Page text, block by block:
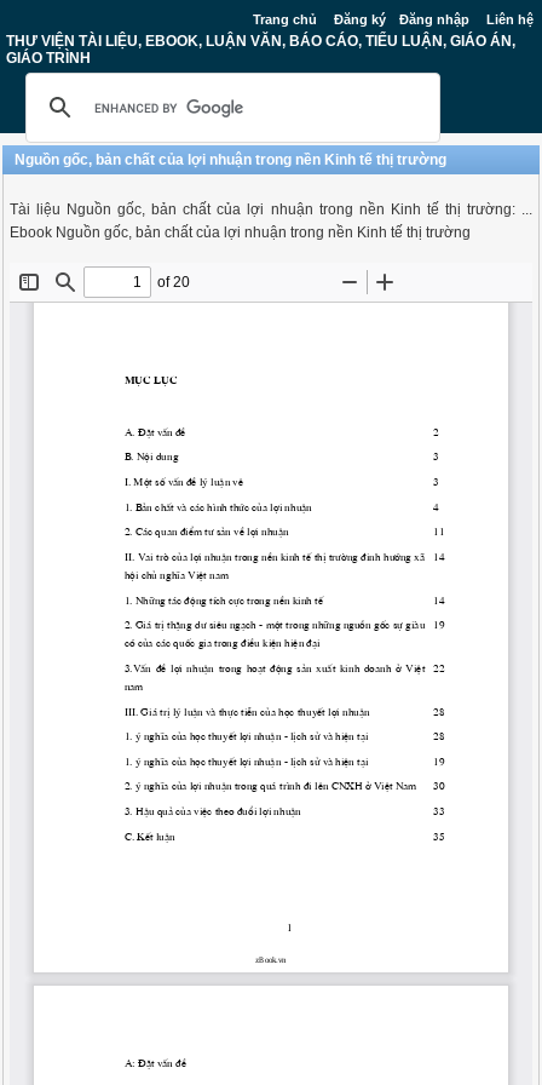
Trang chủ Đăng ký Đăng nhập Liên hệ
THƯ VIỆN TÀI LIỆU, EBOOK, LUẬN VĂN, BÁO CÁO, TIỂU LUẬN, GIÁO ÁN,
GIÁO TRÌNH
Nguồn gốc, bản chất của lợi nhuận trong nền Kinh tế thị trường
Tài liệu Nguồn gốc, bản chất của lợi nhuận trong nền Kinh tế thị trường: ...
Ebook Nguồn gốc, bản chất của lợi nhuận trong nền Kinh tế thị trường